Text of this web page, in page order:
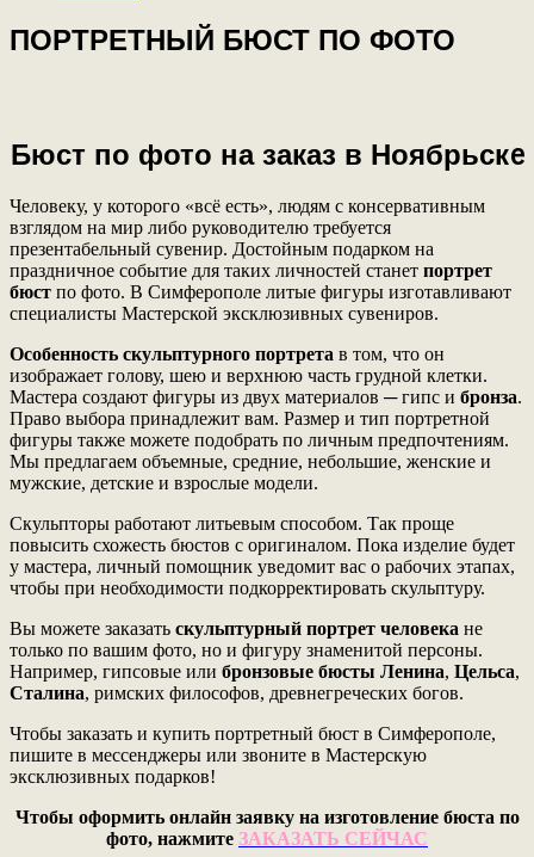
ПОРТРЕТНЫЙ БЮСТ ПО ФОТО
Бюст по фото на заказ в Ноябрьскe
Человеку, у которого «всё есть», людям с консервативным
взглядом на мир либо руководителю требуется
презентабельный сувенир. Достойным подарком на
праздничное событие для таких личностей станет портрет
бюст по фото. В Симферополе литые фигуры изготавливают
специалисты Мастерской эксклюзивных сувениров.
Особенность скульптурного портрета в том, что он
изображает голову, шею и верхнюю часть грудной клетки.
Мастера создают фигуры из двух материалов ─ гипс и бронза.
Право выбора принадлежит вам. Размер и тип портретной
фигуры также можете подобрать по личным предпочтениям.
Мы предлагаем объемные, средние, небольшие, женские и
мужские, детские и взрослые модели.
Скульпторы работают литьевым способом. Так проще
повысить схожесть бюстов с оригиналом. Пока изделие будет
у мастера, личный помощник уведомит вас о рабочих этапах,
чтобы при необходимости подкорректировать скульптуру.
Вы можете заказать скульптурный портрет человека не
только по вашим фото, но и фигуру знаменитой персоны.
Например, гипсовые или бронзовые бюсты Ленина, Цельса,
Сталина, римских философов, древнегреческих богов.
Чтобы заказать и купить портретный бюст в Симферополе,
пишите в мессенджеры или звоните в Мастерскую
эксклюзивных подарков!
Чтобы оформить онлайн заявку на изготовление бюста по
фото, нажмите ЗАКАЗАТЬ СЕЙЧАС